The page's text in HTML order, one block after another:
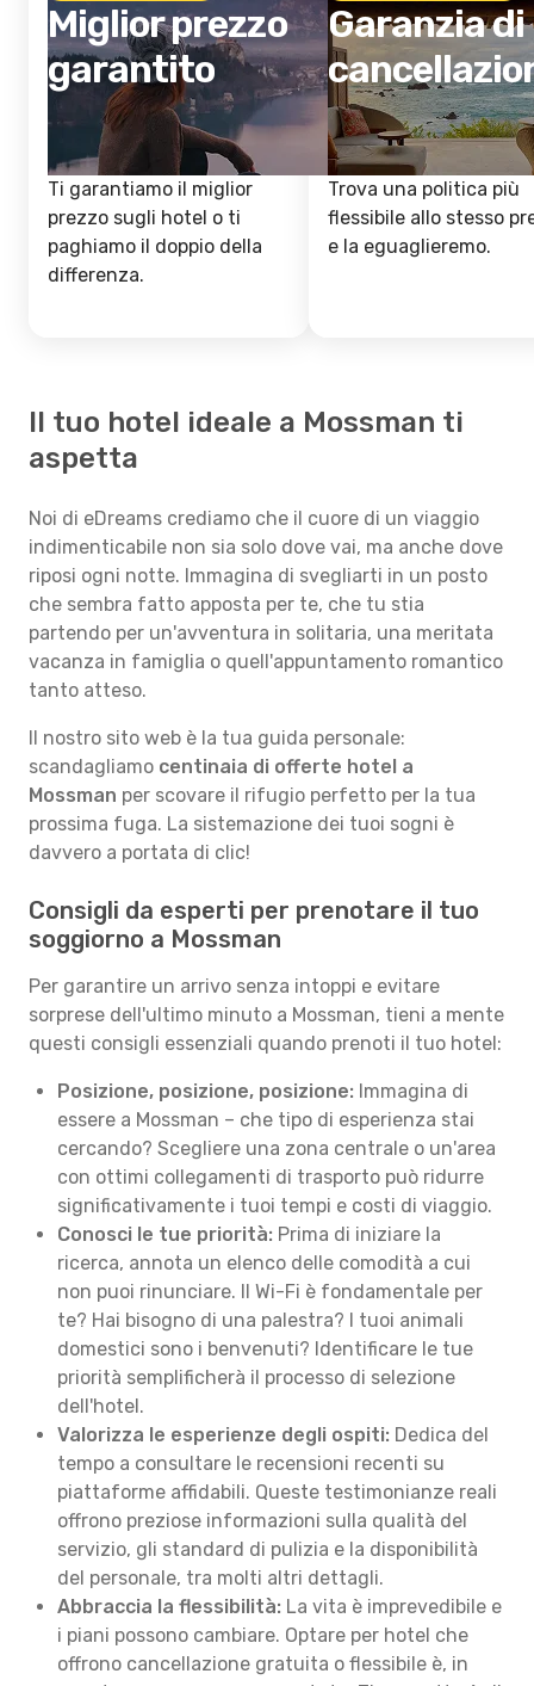
Miglior prezzo
garantito
Ti garantiamo il miglior
prezzo sugli hotel o ti
paghiamo il doppio della
differenza.
Garanzia di
Trova una politica più
flessibile allo stesso
e la eguaglieremo.
Il tuo hotel ideale a Mossman ti
aspetta
Noi di eDreams crediamo che il cuore di un viaggio
indimenticabile non sia solo dove vai, ma anche dove
riposi ogni notte. Immagina di svegliarti in un posto
che sembra fatto apposta per te, che tu stia
partendo per un'avventura in solitaria, una meritata
vacanza in famiglia o quell'appuntamento romantico
tanto atteso.
Il nostro sito web è la tua guida personale:
scandagliamo centinaia di offerte hotel a
Mossman per scovare il rifugio perfetto per la tua
prossima fuga. La sistemazione dei tuoi sogni è
davvero a portata di clic!
Consigli da esperti per prenotare il tuo
soggiorno a Mossman
Per garantire un arrivo senza intoppi e evitare
sorprese dell'ultimo minuto a Mossman, tieni a mente
questi consigli essenziali quando prenoti il tuo hotel:
Posizione, posizione, posizione: Immagina di
essere a Mossman – che tipo di esperienza stai
cercando? Scegliere una zona centrale o un'area
con ottimi collegamenti di trasporto può ridurre
significativamente i tuoi tempi e costi di viaggio.
Conosci le tue priorità: Prima di iniziare la
ricerca, annota un elenco delle comodità a cui
non puoi rinunciare. Il Wi-Fi è fondamentale per
te? Hai bisogno di una palestra? I tuoi animali
domestici sono i benvenuti? Identificare le tue
priorità semplificherà il processo di selezione
dell'hotel.
Valorizza le esperienze degli ospiti: Dedica del
tempo a consultare le recensioni recenti su
piattaforme affidabili. Queste testimonianze reali
offrono preziose informazioni sulla qualità del
servizio, gli standard di pulizia e la disponibilità
del personale, tra molti altri dettagli.
Abbraccia la flessibilità: La vita è imprevedibile e
i piani possono cambiare. Optare per hotel che
offrono cancellazione gratuita o flessibile è, in